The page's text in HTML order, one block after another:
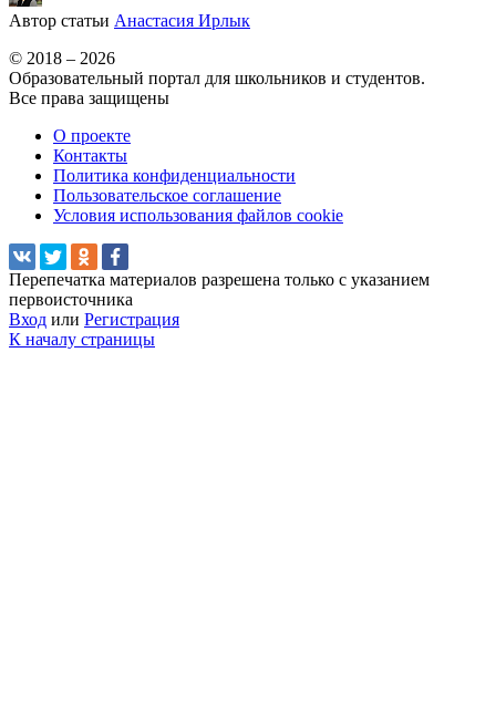
Автор статьи Анастасия Ирлык
© 2018 – 2026
Образовательный портал для школьников и студентов.
Все права защищены
О проекте
Контакты
Политика конфиденциальности
Пользовательское соглашение
Условия использования файлов cookie
Перепечатка материалов разрешена только с указанием
первоисточника
Вход или Регистрация
К началу страницы